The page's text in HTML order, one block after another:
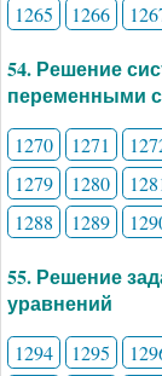
1265
1266
54. Решение
переменными
1270 1271
1279
1280
1288
1289
55. Решение
уравнений
1294 1295